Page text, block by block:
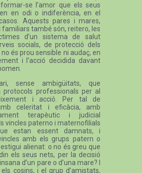
se l’amor que els seus
en odi o indiferència, en el
Aquests pares i mares,
familiars també són, reitero, les
d’un sistema de salut
socials, de protecció dels
és prou sensible ni audaç, en
i l’acció decidida davant
sense ambigüitats, que
protocols professionals per al
i acció. Per tal de
celeritat i eficàcia, amb
terapèutic i judicial
vincles paterno i maternofilials
estan essent damnats, i
amb els grups patern o
alienat: o no és greu que
els seus nets, per la decisió
d’un pare o d’una mare? I
cosins, i el grup d’amistats,